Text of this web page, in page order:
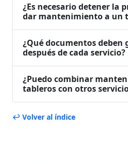
¿Es necesario detener la
dar mantenimiento a un
¿Qué documentos deben
después de cada servicio?
¿Puedo combinar
tableros con otros
↩ Volver al índice